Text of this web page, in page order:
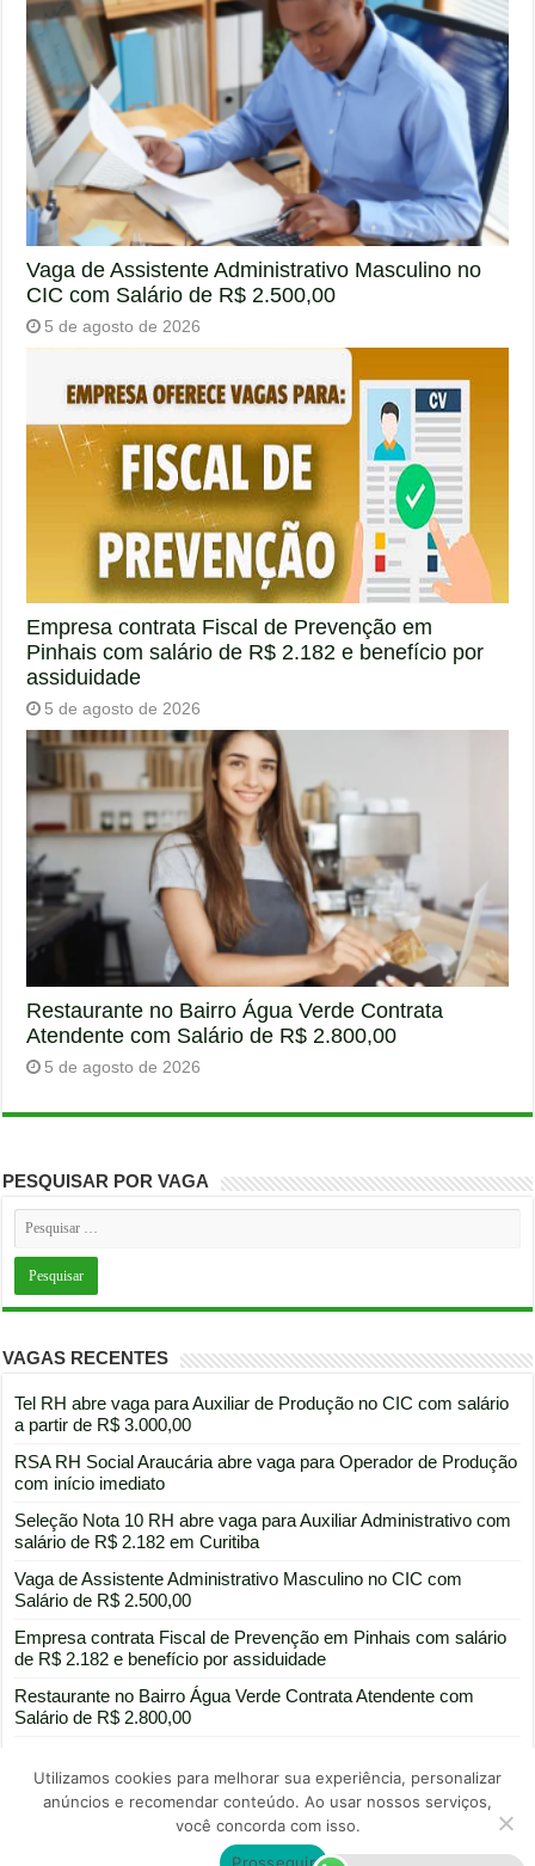
Vaga de Assistente Administrativo Masculino no
CIC com Salário de R$ 2.500,00
5 de agosto de 2026
Empresa contrata Fiscal de Prevenção em
Pinhais com salário de R$ 2.182 e benefício por
assiduidade
5 de agosto de 2026
Restaurante no Bairro Água Verde Contrata
Atendente com Salário de R$ 2.800,00
5 de agosto de 2026
PESQUISAR POR VAGA
VAGAS RECENTES
Tel RH abre vaga para Auxiliar de Produção no CIC com salário
a partir de R$ 3.000,00
RSA RH Social Araucária abre vaga para Operador de Produção
com início imediato
Seleção Nota 10 RH abre vaga para Auxiliar Administrativo com
salário de R$ 2.182 em Curitiba
Vaga de Assistente Administrativo Masculino no CIC com
Salário de R$ 2.500,00
Empresa contrata Fiscal de Prevenção em Pinhais com salário
de R$ 2.182 e benefício por assiduidade
Restaurante no Bairro Água Verde Contrata Atendente com
Salário de R$ 2.800,00
Portal de divulgação de vagas de emprego
Utilizamos cookies para melhorar sua experiência, personalizar
anúncios e recomendar conteúdo. Ao usar nossos serviços,
você concorda com isso.
Prosseguir